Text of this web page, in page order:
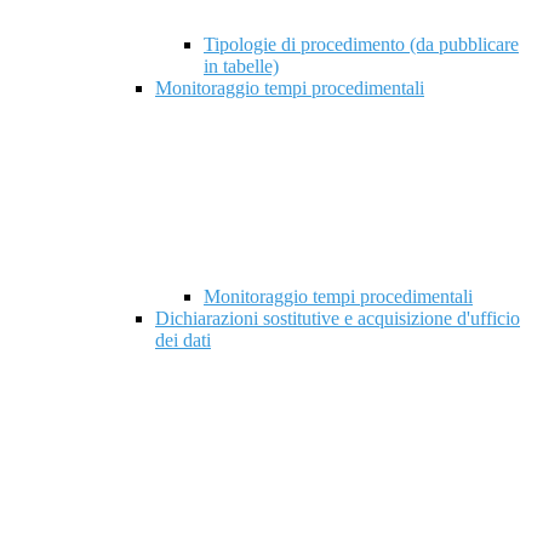
Tipologie di procedimento (da pubblicare
in tabelle)
Monitoraggio tempi procedimentali
Monitoraggio tempi procedimentali
Dichiarazioni sostitutive e acquisizione d'ufficio
dei dati